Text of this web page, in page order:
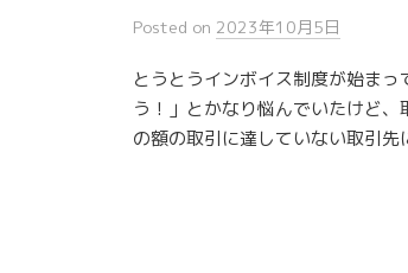
Posted on 2023年10月5日
とうとうインボイス制度が始ま
う！」とかなり悩んでいたけど
の額の取引に達していない取引先